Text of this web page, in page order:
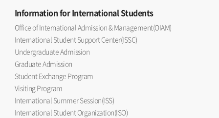
Informationfor International Students
Office of International Admission & Management(OIAM)
International Student Support Center(ISSC)
Undergraduate Admission
Graduate Admission
Student Exchange Program
Visiting Program
International Summer Session(ISS)
International Student Organization(ISO)